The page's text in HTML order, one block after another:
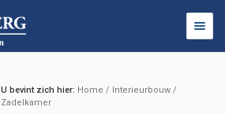
U bevint zich hier: Home / Interieurbouw /
Zadelkamer